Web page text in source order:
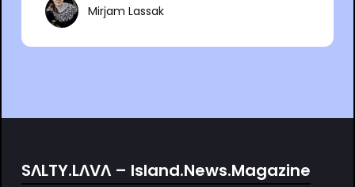
Mirjam Lassak
SΛLTY.LΛVΛ – Island.News.Magazine